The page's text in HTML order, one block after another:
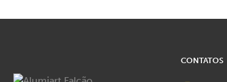
CONTATOS